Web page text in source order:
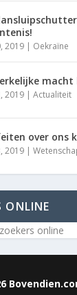
2019 | Oekraïne
2019 |Actualiteit
over ons
2019 |
ONLINE
online